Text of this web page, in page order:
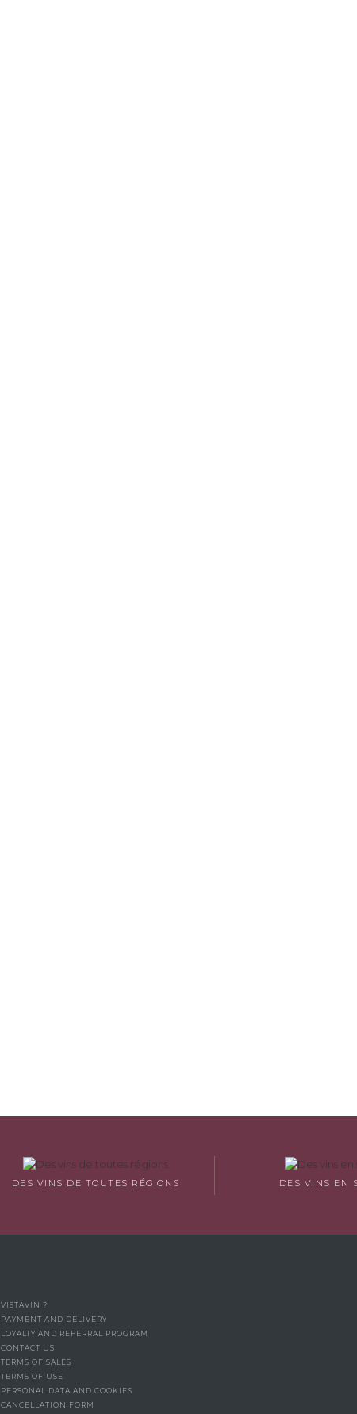
DES VINS DE TOUTES RÉGIONS DES VINS EN
VISTAVIN ?
PAYMENT AND DELIVERY
LOYALTY AND REFERRAL PROGRAM
CONTACT US
TERMS OF SALES
TERMS OF USE
PERSONAL DATA AND COOKIES
CANCELLATION FORM